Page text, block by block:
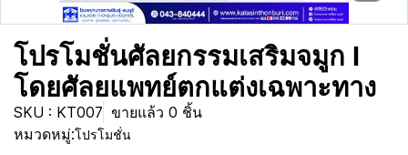
โปรโมชั่นศัลยกรรมเสริมจมูก I
โดยศัลยแพทย์ตกแต่งเฉพาะทาง
SKU : KT007 ขายแล้ว 0 ชิ้น
หมวดหมู่:โปรโมชั่น